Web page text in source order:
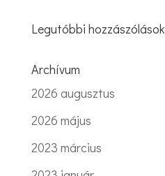
Legutóbbi hozzászólások
Archívum
2026 augusztus
2026 május
2023 március